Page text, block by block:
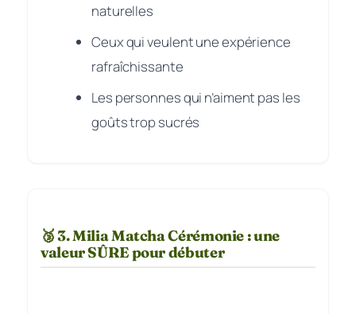
naturelles
Ceux qui veulent une expérience
rafraîchissante
Les personnes qui n’aiment pas les
goûts trop sucrés
🥉 3. Milia Matcha Cérémonie : une
valeur SÛRE pour débuter